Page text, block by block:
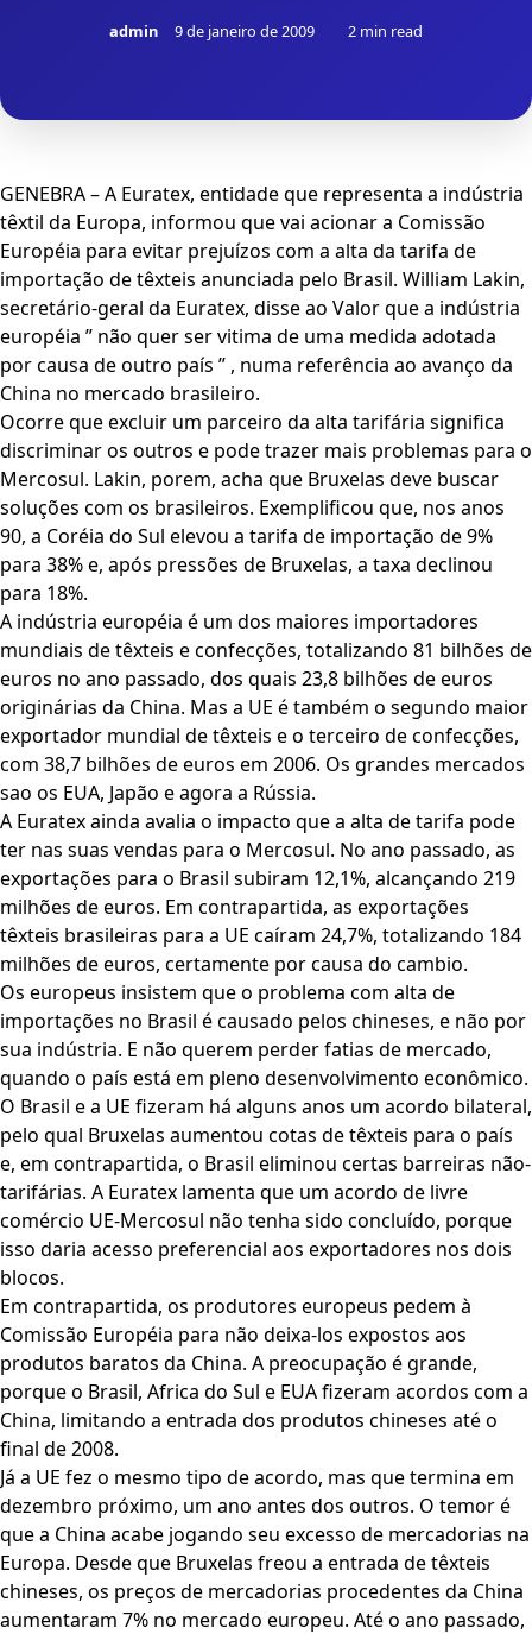
admin 9 de janeiro de 2009 2 min read
GENEBRA – A Euratex, entidade que representa a indústria
têxtil da Europa, informou que vai acionar a Comissão
Européia para evitar prejuízos com a alta da tarifa de
importação de têxteis anunciada pelo Brasil. William Lakin,
secretário-geral da Euratex, disse ao Valor que a indústria
européia ” não quer ser vitima de uma medida adotada
por causa de outro país ” , numa referência ao avanço da
China no mercado brasileiro.
Ocorre que excluir um parceiro da alta tarifária significa
discriminar os outros e pode trazer mais problemas para o
Mercosul. Lakin, porem, acha que Bruxelas deve buscar
soluções com os brasileiros. Exemplificou que, nos anos
90, a Coréia do Sul elevou a tarifa de importação de 9%
para 38% e, após pressões de Bruxelas, a taxa declinou
para 18%.
A indústria européia é um dos maiores importadores
mundiais de têxteis e confecções, totalizando 81 bilhões de
euros no ano passado, dos quais 23,8 bilhões de euros
originárias da China. Mas a UE é também o segundo maior
exportador mundial de têxteis e o terceiro de confecções,
com 38,7 bilhões de euros em 2006. Os grandes mercados
sao os EUA, Japão e agora a Rússia.
A Euratex ainda avalia o impacto que a alta de tarifa pode
ter nas suas vendas para o Mercosul. No ano passado, as
exportações para o Brasil subiram 12,1%, alcançando 219
milhões de euros. Em contrapartida, as exportações
têxteis brasileiras para a UE caíram 24,7%, totalizando 184
milhões de euros, certamente por causa do cambio.
Os europeus insistem que o problema com alta de
importações no Brasil é causado pelos chineses, e não por
sua indústria. E não querem perder fatias de mercado,
quando o país está em pleno desenvolvimento econômico.
O Brasil e a UE fizeram há alguns anos um acordo bilateral,
pelo qual Bruxelas aumentou cotas de têxteis para o país
e, em contrapartida, o Brasil eliminou certas barreiras não-
tarifárias. A Euratex lamenta que um acordo de livre
comércio UE-Mercosul não tenha sido concluído, porque
isso daria acesso preferencial aos exportadores nos dois
blocos.
Em contrapartida, os produtores europeus pedem à
Comissão Européia para não deixa-los expostos aos
produtos baratos da China. A preocupação é grande,
porque o Brasil, Africa do Sul e EUA fizeram acordos com a
China, limitando a entrada dos produtos chineses até o
final de 2008.
Já a UE fez o mesmo tipo de acordo, mas que termina em
dezembro próximo, um ano antes dos outros. O temor é
que a China acabe jogando seu excesso de mercadorias na
Europa. Desde que Bruxelas freou a entrada de têxteis
chineses, os preços de mercadorias procedentes da China
aumentaram 7% no mercado europeu. Até o ano passado,